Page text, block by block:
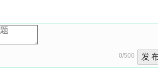
0/500 发